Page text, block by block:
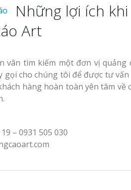
Những lợi ích
Art
vân tìm kiếm một đơn vị
gọi cho chúng tôi để được tư
hàng hoàn toàn yên tâm
– 0931 505 030